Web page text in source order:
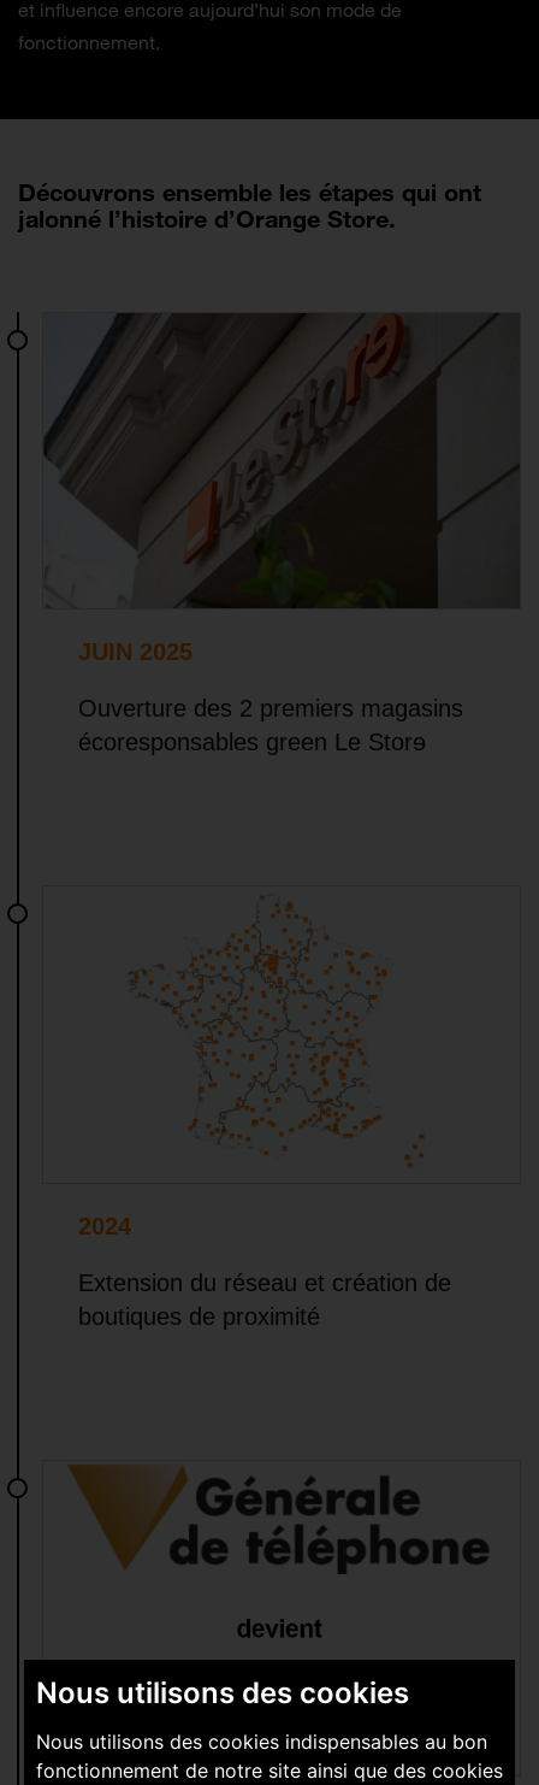
Nous utilisons des cookies
Nous utilisons des cookies indispensables au bon
fonctionnement de notre site ainsi que des cookies
et influence encore aujourd’hui son mode de
fonctionnement.
Découvrons ensemble les étapes qui ont
jalonné l’histoire d’Orange Store.
JUIN 2025
Ouverture des 2 premiers magasins
écoresponsables green Le Storɘ
2024
Extension du réseau et création de
boutiques de proximité